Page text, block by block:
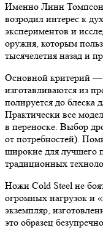
Именно Линн
возродил интерес к
экспериментов и
оружия, которым
тысячелетия назад и
Основной критерий —
изготавливаются из
полируется до блеска
Практически все
в переноске. Выбор
от потребностей).
широкие для лучшего
традиционных
Ножи Cold Steel не
огромных нагрузок и
экземпляр,
это образец